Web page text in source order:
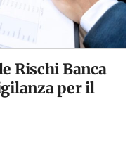
Rischi Banca
per il